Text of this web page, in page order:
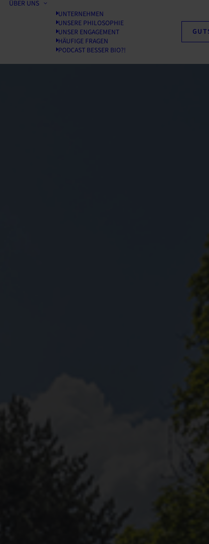
ÜBER UNS
UNTERNEHMEN
UNSERE PHILOSOPHIE
UNSER ENGAGEMENT
HÄUFIGE FRAGEN
PODCAST BESSER BIO?!